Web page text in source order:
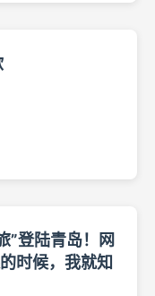
”登陆青岛！网
时候，我就知